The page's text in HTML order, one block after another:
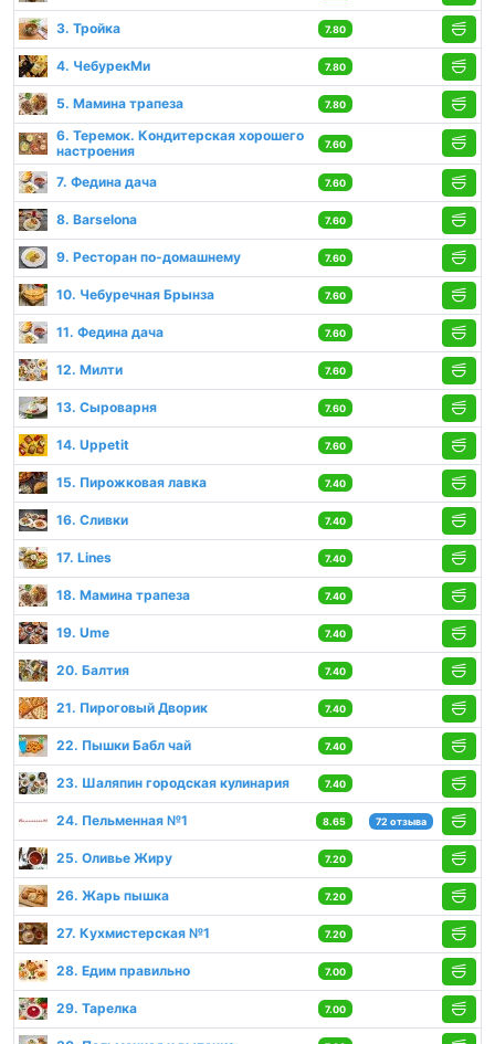
3. Тройка 7.80
4. ЧебурекМи 7.80
5. Мамина трапеза 7.80
6. Теремок. Кондитерская хорошего
настроения
7.60
7. Федина дача 7.60
8. Barselona 7.60
9. Ресторан по-домашнему 7.60
10. Чебуречная Брынза 7.60
11. Федина дача 7.60
12. Милти 7.60
13. Сыроварня 7.60
14. Uppetit 7.60
15. Пирожковая лавка 7.40
16. Сливки 7.40
17. Lines 7.40
18. Мамина трапеза 7.40
19. Ume 7.40
20. Балтия 7.40
21. Пироговый Дворик 7.40
22. Пышки Бабл чай 7.40
23. Шаляпин городская кулинария 7.40
24. Пельменная №1 8.65 72 отзыва
25. Оливье Жиру 7.20
26. Жарь пышка 7.20
27. Кухмистерская №1 7.20
28. Едим правильно 7.00
29. Тарелка 7.00